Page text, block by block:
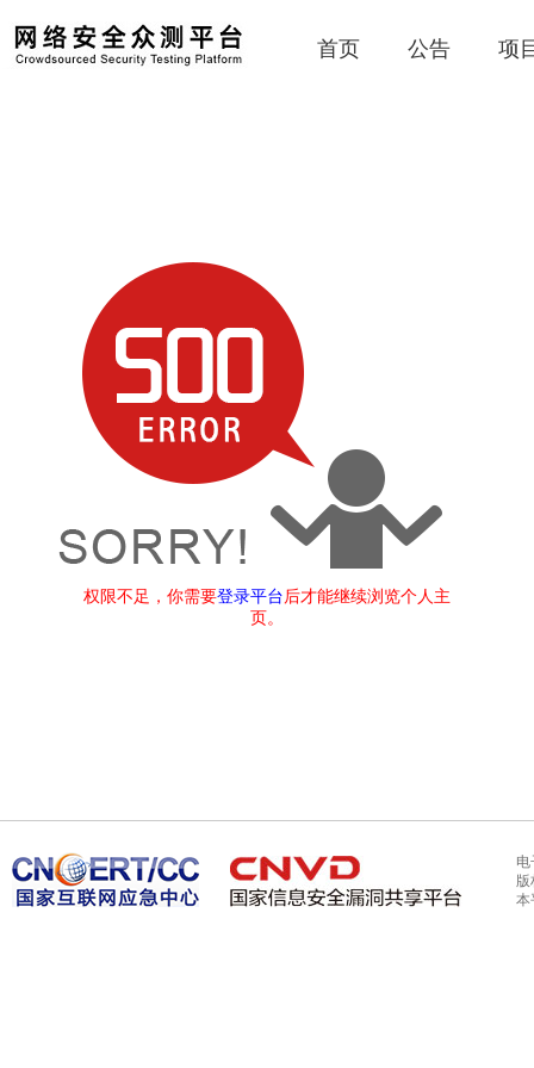
首页 公告 项
权限不足，你需要登录平台后才能继续浏览个人主
页。
本